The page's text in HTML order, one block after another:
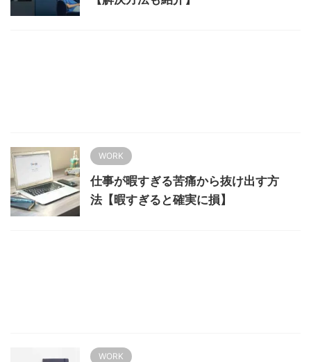
WORK
仕事が暇すぎる苦痛から抜け出す方
法【暇すぎると確実に損】
WORK